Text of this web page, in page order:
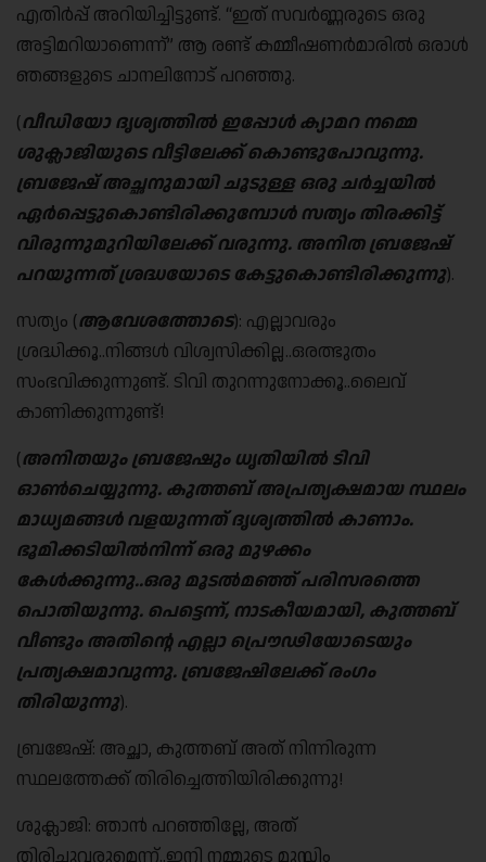
എതിർപ്പ് അറിയിച്ചിട്ടുണ്ട്. “ഇത് സവർണ്ണരുടെ ഒരു
അട്ടിമറിയാണെന്ന്” ആ രണ്ട് കമ്മീഷണർമാരിൽ ഒരാൾ
ഞങ്ങളുടെ ചാനലിനോട് പറഞ്ഞു.
(വീഡിയോ ദൃശ്യത്തിൽ ഇപ്പോൾ ക്യാമറ നമ്മെ
ശുക്ലാജിയുടെ വീട്ടിലേക്ക് കൊണ്ടുപോവുന്നു.
ബ്രജേഷ് അച്ഛനുമായി ചൂടുള്ള ഒരു ചർച്ചയിൽ
ഏർപ്പെട്ടുകൊണ്ടിരിക്കുമ്പോൾ സത്യം തിരക്കിട്ട്
വിരുന്നുമുറിയിലേക്ക് വരുന്നു. അനിത ബ്രജേഷ്
പറയുന്നത് ശ്രദ്ധയോടെ കേട്ടുകൊണ്ടിരിക്കുന്നു).
സത്യം (ആവേശത്തോടെ): എല്ലാവരും
ശ്രദ്ധിക്കൂ..നിങ്ങൾ വിശ്വസിക്കില്ല..ഒരത്ഭുതം
സംഭവിക്കുന്നുണ്ട്. ടിവി തുറന്നുനോക്കൂ..ലൈവ്
കാണിക്കുന്നുണ്ട്!
(അനിതയും ബ്രജേഷും ധൃതിയിൽ ടിവി
ഓൺ‌ചെയ്യുന്നു. കുത്തബ് അപ്രത്യക്ഷമായ സ്ഥലം
മാധ്യമങ്ങൾ വളയുന്നത് ദൃശ്യത്തിൽ കാണാം.
ഭൂമിക്കടിയിൽനിന്ന് ഒരു മുഴക്കം
കേൾക്കുന്നു..ഒരു മൂടൽമഞ്ഞ്പരിസരത്തെ
പൊതിയുന്നു. പെട്ടെന്ന്, നാടകീയമായി, കുത്തബ്
വീണ്ടും അതിന്റെ എല്ലാ പ്രൌഢിയോടെയും
പ്രത്യക്ഷമാവുന്നു. ബ്രജേഷിലേക്ക് രംഗം
തിരിയുന്നു).
ബ്രജേഷ്: അച്ഛാ, കുത്തബ് അത് നിന്നിരുന്ന
സ്ഥലത്തേക്ക് തിരിച്ചെത്തിയിരിക്കുന്നു!
ശുക്ലാജി: ഞാൻ പറഞ്ഞില്ലേ, അത്
തിരിച്ചുവരുമെന്ന്..ഇനി നമ്മുടെ മുസ്ലിം